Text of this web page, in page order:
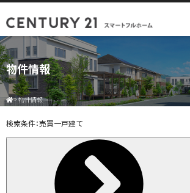
物件情報
>物件情報
検索条件：売買一戸建て